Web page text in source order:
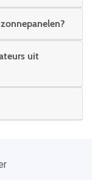
uit